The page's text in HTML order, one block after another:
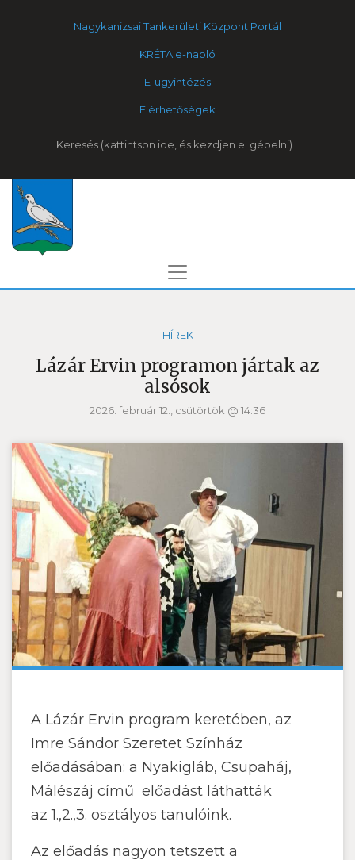
Nagykanizsai Tankerületi Központ Portál
KRÉTA e-napló
E-ügyintézés
Elérhetőségek
Keresés
HÍREK
Lázár Ervin programon jártak az
alsósok
2026. február 12., csütörtök @ 14:36
A Lázár Ervin program keretében, az
Imre Sándor Szeretet Színház
előadásában: a Nyakigláb, Csupaháj,
Málészáj című előadást láthatták
az 1.,2.,3. osztályos tanulóink.
Az előadás nagyon tetszett a